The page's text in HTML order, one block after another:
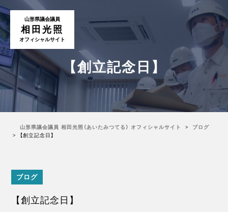
山形県議会議員
相田光照
オフィシャルサイト
【創立記念日】
山形県議会議員 相田光照（あいたみつてる） オフィシャルサイト
ブログ
【創立記念日】
ブログ
【創立記念日】